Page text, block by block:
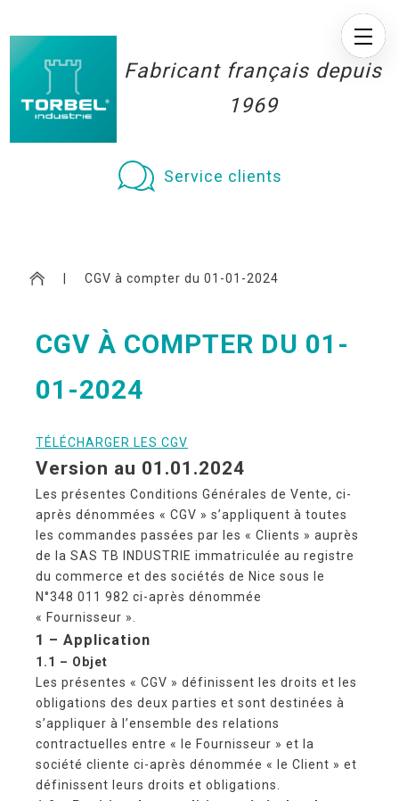
Fabricant français depuis
1969
Service clients
CGV à compter du 01-01-2024
CGV À COMPTER DU 01-
01-2024
TÉLÉCHARGER LES CGV
Version au 01.01.2024
Les présentes Conditions Générales de Vente, ci-
après dénommées « CGV » s’appliquent à toutes
les commandes passées par les « Clients » auprès
de la SAS TB INDUSTRIE immatriculée au registre
du commerce et des sociétés de Nice sous le
N°348 011 982 ci-après dénommée
« Fournisseur ».
1 – Application
1.1 – Objet
Les présentes « CGV » définissent les droits et les
obligations des deux parties et sont destinées à
s’appliquer à l’ensemble des relations
contractuelles entre « le Fournisseur » et la
société cliente ci-après dénommée « le Client » et
définissent leurs droits et obligations.